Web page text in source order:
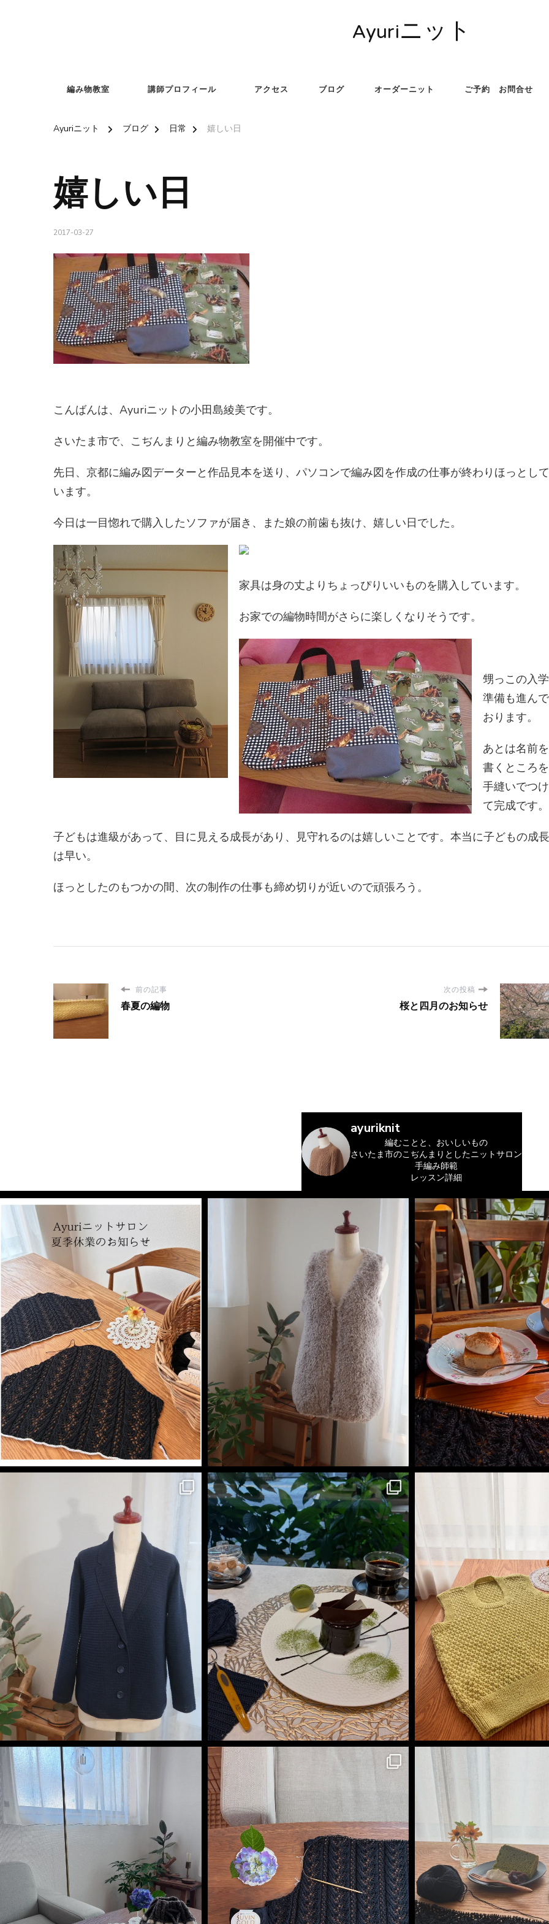
Ayuriニット
編み物教室 講師プロフィール アクセス ブログ オーダーニット ご予約 お問合せ
Ayuriニット ブログ 日常 嬉しい日
嬉しい日
2017-03-27
こんばんは、Ayuriニットの小田島綾美です。
さいたま市で、こぢんまりと編み物教室を開催中です。
先日、京都に編み図データーと作品見本を送り、パソコンで編み図を作成の仕事が終わりほっとして
います。
今日は一目惚れで購入したソファが届き、また娘の前歯も抜け、嬉しい日でした。
家具は身の丈よりちょっぴりいいものを購入しています。
お家での編物時間がさらに楽しくなりそうです。
甥っこの入学
準備も進んで
おります。
あとは名前を
書くところを
手縫いでつけ
て完成です。
子どもは進級があって、目に見える成長があり、見守れるのは嬉しいことです。本当に子どもの成長
は早い。
ほっとしたのもつかの間、次の制作の仕事も締め切りが近いので頑張ろう。
前の記事
春夏の編物
次の投稿
桜と四月のお知らせ
ayuriknit
編むことと、おいしいもの
さいたま市のこぢんまりとしたニットサロン
手編み師範
レッスン詳細